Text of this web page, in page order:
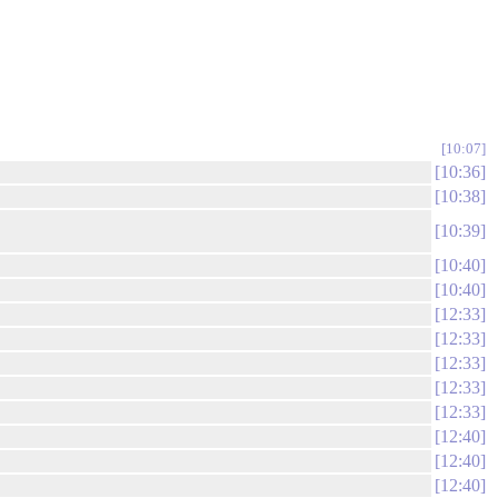
10:07
10:36
10:38
10:39
10:40
10:40
12:33
12:33
12:33
12:33
12:33
12:40
12:40
12:40